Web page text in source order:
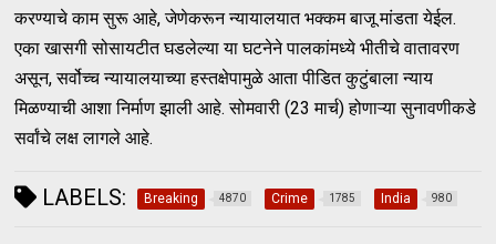
करण्याचे काम सुरू आहे, जेणेकरून न्यायालयात भक्कम बाजू मांडता येईल.
एका खासगी सोसायटीत घडलेल्या या घटनेने पालकांमध्ये भीतीचे वातावरण
असून, सर्वोच्च न्यायालयाच्या हस्तक्षेपामुळे आता पीडित कुटुंबाला न्याय
मिळण्याची आशा निर्माण झाली आहे. सोमवारी (23 मार्च) होणाऱ्या सुनावणीकडे
सर्वांचे लक्ष लागले आहे.
LABELS: Breaking 4870 Crime 1785 India 980